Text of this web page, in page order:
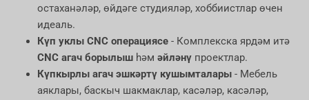
остаханәләр, өйдәге студияләр, хоббиистлар өчен
идеаль.
Күп уклы CNC операциясе- Комплекска ярдәм итә
CNC агач борылышһәм әйләнүпроектлар.
Күпкырлы агач эшкәртү кушымталары- Мебель
аяклары, баскыч шакмаклар, касәләр, касәләр,